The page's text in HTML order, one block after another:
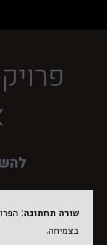
שורה תחתונה:
בצמיחה.